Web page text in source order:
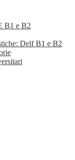
B1 e B2
Delf B1 e B2